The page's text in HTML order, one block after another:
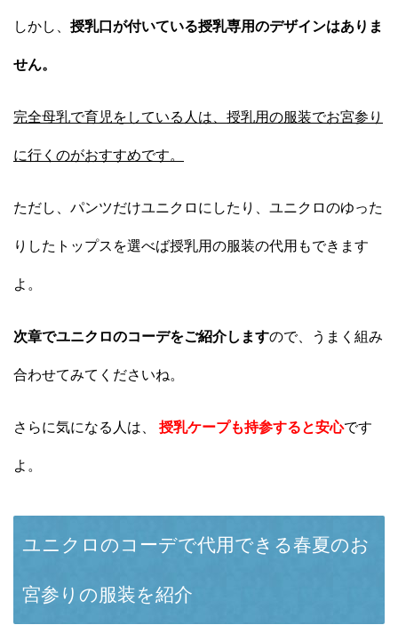
しかし、 授乳口が付いている授乳専用のデザインはありま
せん。
完全母乳で育児をしている人は、授乳用の服装でお宮参り
に行くのがおすすめです。
ただし、パンツだけユニクロにしたり、ユニクロのゆった
りしたトップスを選べば授乳用の服装の代用もできます
よ。
次章でユニクロのコーデをご紹介しますので、うまく組み
合わせてみてくださいね。
さらに気になる人は、 授乳ケープも持参すると安心です
よ。
ユニクロのコーデで代用できる春夏のお
宮参りの服装を紹介